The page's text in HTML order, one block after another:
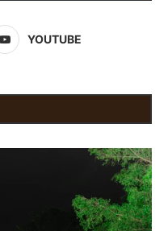
YOUTUBE